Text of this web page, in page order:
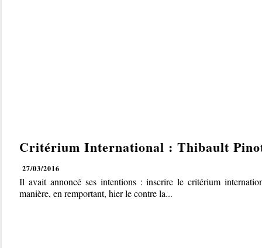
Critérium International : Thibault
27/03/2016
Il avait annoncé ses intentions : inscrire le critérium
manière, en remportant, hier le contre la...